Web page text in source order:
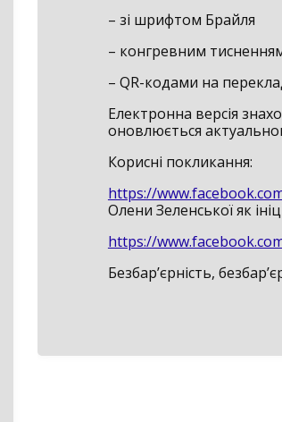
– зі шрифтом Брайля
– конгревним
– QR-кодами на
Електронна версія
оновлюється
Корисні покликання:
https://
Олени Зеленської як
https://
Безбар’єрність,